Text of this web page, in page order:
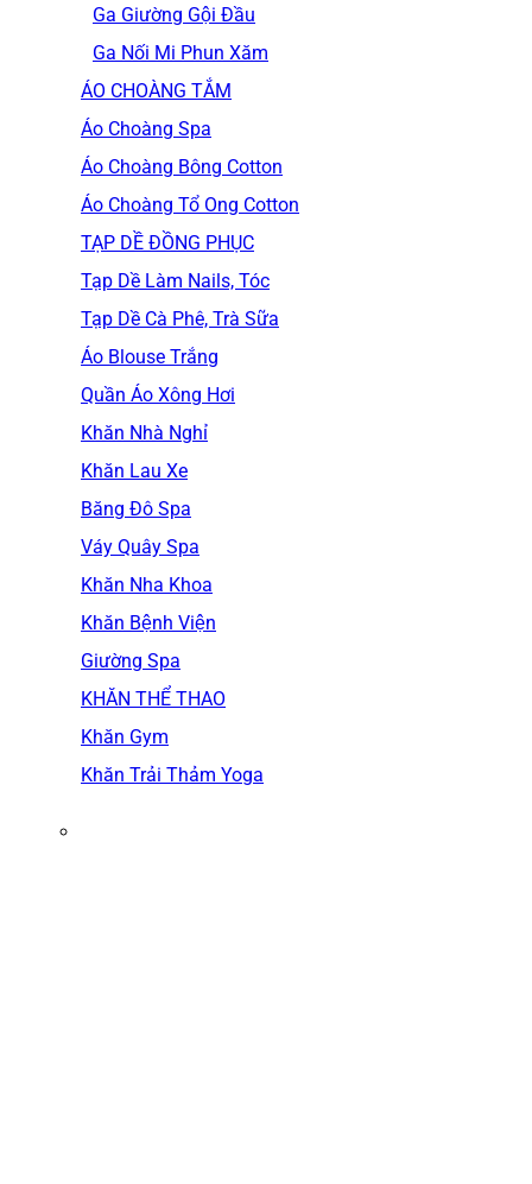
Ga Giường Gội Đầu
Ga Nối Mi Phun Xăm
ÁO CHOÀNG TẮM
Áo Choàng Spa
Áo Choàng Bông Cotton
Áo Choàng Tổ Ong Cotton
TẠP DỀ ĐỒNG PHỤC
Tạp Dề Làm Nails, Tóc
Tạp Dề Cà Phê, Trà Sữa
Áo Blouse Trắng
Quần Áo Xông Hơi
Khăn Nhà Nghỉ
Khăn Lau Xe
Băng Đô Spa
Váy Quây Spa
Khăn Nha Khoa
Khăn Bệnh Viện
Giường Spa
KHĂN THỂ THAO
Khăn Gym
Khăn Trải Thảm Yoga